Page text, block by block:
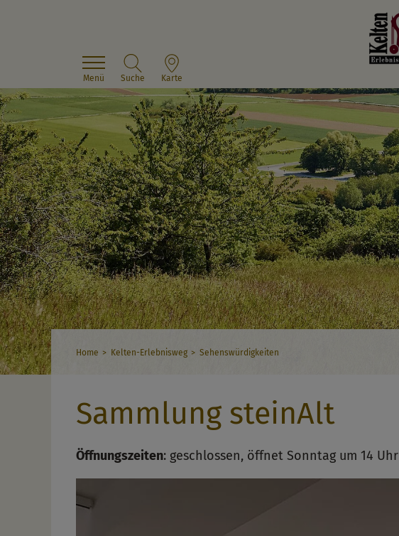
Menü Suche Karte
Home Kelten-Erlebnisweg Sehenswürdigkeiten
Sammlung steinAlt
Öffnungszeiten: geschlossen, öffnet Sonntag um 14 Uhr